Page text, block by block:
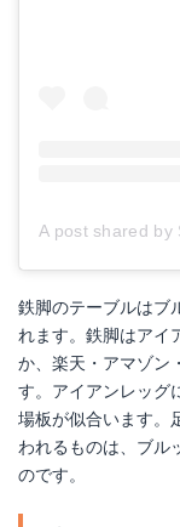
A post shared by
鉄脚のテーブルはブ
れます。鉄脚はアイ
か、楽天・アマゾン
す。アイアンレッグ
場板が似合います。
われるものは、ブル
のです。